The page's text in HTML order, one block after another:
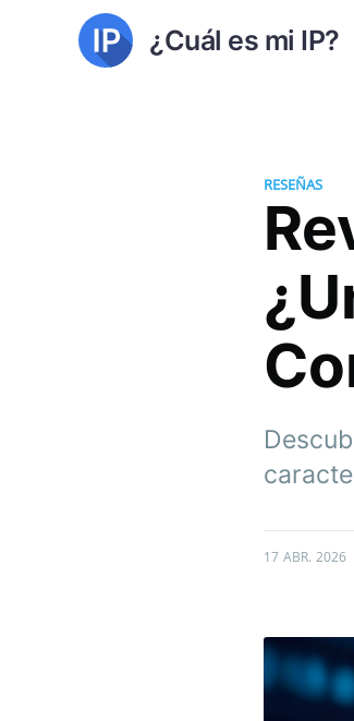
¿Cuál es mi IP?
RESEÑAS
17 ABR. 2026